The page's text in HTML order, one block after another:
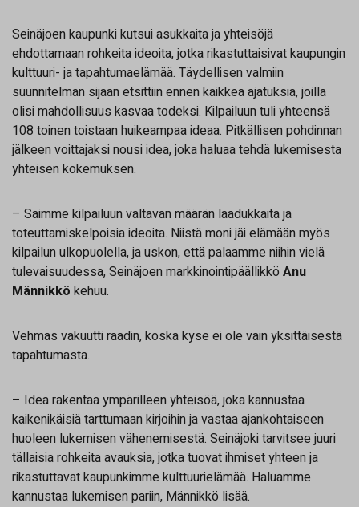
Seinäjoen kaupunki kutsui asukkaita ja yhteisöjä
ehdottamaan rohkeita ideoita, jotka rikastuttaisivat kaupungin
kulttuuri- ja tapahtumaelämää. Täydellisen valmiin
suunnitelman sijaan etsittiin ennen kaikkea ajatuksia, joilla
olisi mahdollisuus kasvaa todeksi. Kilpailuun tuli yhteensä
108 toinen toistaan huikeampaa ideaa. Pitkällisen pohdinnan
jälkeen voittajaksi nousi idea, joka haluaa tehdä lukemisesta
yhteisen kokemuksen.
– Saimme kilpailuun valtavan määrän laadukkaita ja
toteuttamiskelpoisia ideoita. Niistä moni jäi elämään myös
kilpailun ulkopuolella, ja uskon, että palaamme niihin vielä
tulevaisuudessa, Seinäjoen markkinointipäällikkö Anu
Männikkö kehuu.
Vehmas vakuutti raadin, koska kyse ei ole vain yksittäisestä
tapahtumasta.
– Idea rakentaa ympärilleen yhteisöä, joka kannustaa
kaikenikäisiä tarttumaan kirjoihin ja vastaa ajankohtaiseen
huoleen lukemisen vähenemisestä. Seinäjoki tarvitsee juuri
tällaisia rohkeita avauksia, jotka tuovat ihmiset yhteen ja
rikastuttavat kaupunkimme kulttuurielämää. Haluamme
kannustaa lukemisen pariin, Männikkö lisää.